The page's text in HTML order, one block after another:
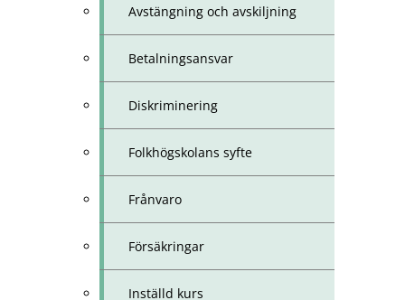
Avstängning och avskiljning
Betalningsansvar
Diskriminering
Folkhögskolans syfte
Frånvaro
Försäkringar
Inställd kurs